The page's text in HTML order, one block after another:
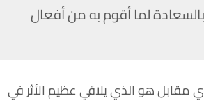
لما أقوم به من أفعال
مقابل هو الذي يلاقي عظيم الأثر في